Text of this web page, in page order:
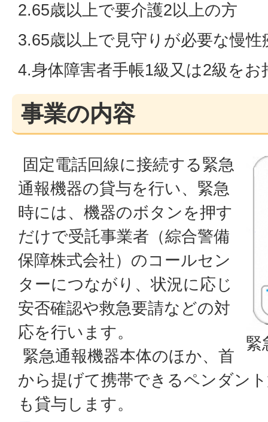
2.65歳以上で要介護2以上の方
3.65歳以上で見守りが必要な慢
4.身体障害者手帳1級又は2級をお
事業の内容
緊
固定電話回線に接続する緊急
通報機器の貸与を行い、緊急
時には、機器のボタンを押す
だけで受託事業者（綜合警備
保障株式会社）のコールセン
ターにつながり、状況に応じ
安否確認や救急要請などの対
応を行います。
緊急通報機器本体のほか、首
から提げて携帯できるペンダン
も貸与します。